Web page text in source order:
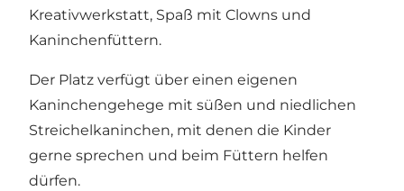
Kreativwerkstatt, Spaß mit Clowns und
Kaninchenfüttern.
Der Platz verfügt über einen eigenen
Kaninchengehege mit süßen und niedlichen
Streichelkaninchen, mit denen die Kinder
gerne sprechen und beim Füttern helfen
dürfen.